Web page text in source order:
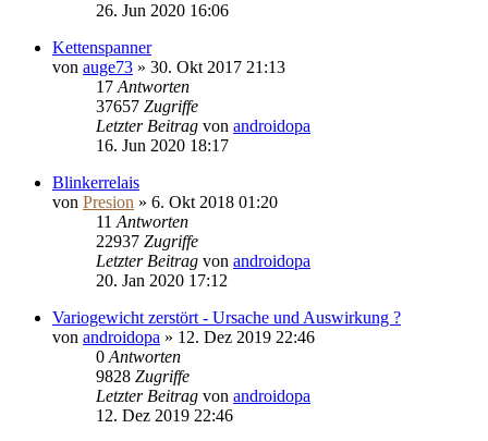
26. Jun 2020 16:06
Kettenspanner
von auge73 » 30. Okt 2017 21:13
17 Antworten
37657 Zugriffe
Letzter Beitrag von androidopa
16. Jun 2020 18:17
Blinkerrelais
von Presion » 6. Okt 2018 01:20
11 Antworten
22937 Zugriffe
Letzter Beitrag von androidopa
20. Jan 2020 17:12
Variogewicht zerstört - Ursache und Auswirkung ?
von androidopa » 12. Dez 2019 22:46
0 Antworten
9828 Zugriffe
Letzter Beitrag von androidopa
12. Dez 2019 22:46